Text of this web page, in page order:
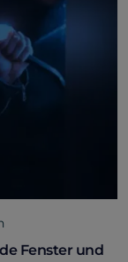
Fenster und